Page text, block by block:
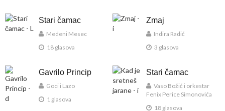
Stari čamac
Medeni Mesec
18 glasova
Zmaj
Indira Radić
3 glasova
Gavrilo Princip
Goci i Lazo
1 glasova
Stari čamac
Vaso Božić i orkestar
Fenix Perice Simonovića
18 glasova